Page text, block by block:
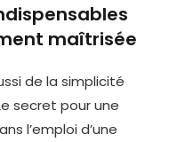
maîtrisée
de la simplicité
secret pour une
l’emploi d’une